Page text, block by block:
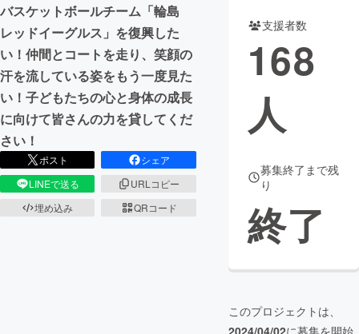
バスケットボールチーム「輪島
レッドイーグルス」を復興した
い！仲間とコートを走り、笑顔の
汗を流している姿をもう一度見た
い！子どもたちの心と身体の成長
に向けて皆さんの力を貸してくだ
さい！
ポスト
シェア
LINEで送る
URLコピー
埋め込み
QRコード
支援者数
168
人
募集終了まで残
り
終了
このプロジェクトは、
2024/04/02に募集を開始